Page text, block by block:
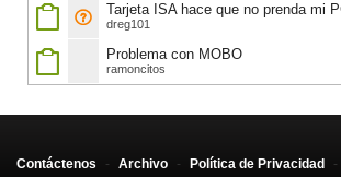
Tarjeta ISA hace que no prenda mi
dreg101
Problema con MOBO
ramoncitos
Contáctenos - Archivo - Política de Privacidad -